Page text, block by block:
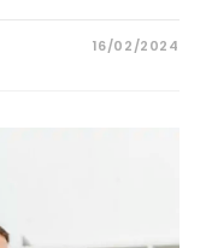
16/02/2024